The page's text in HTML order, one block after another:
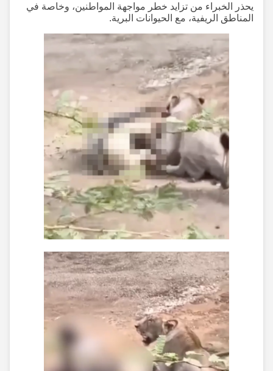
يحذر الخبراء من تزايد خطر مواجهة المواطنين، وخاصة في
المناطق الريفية، مع الحيوانات البرية.